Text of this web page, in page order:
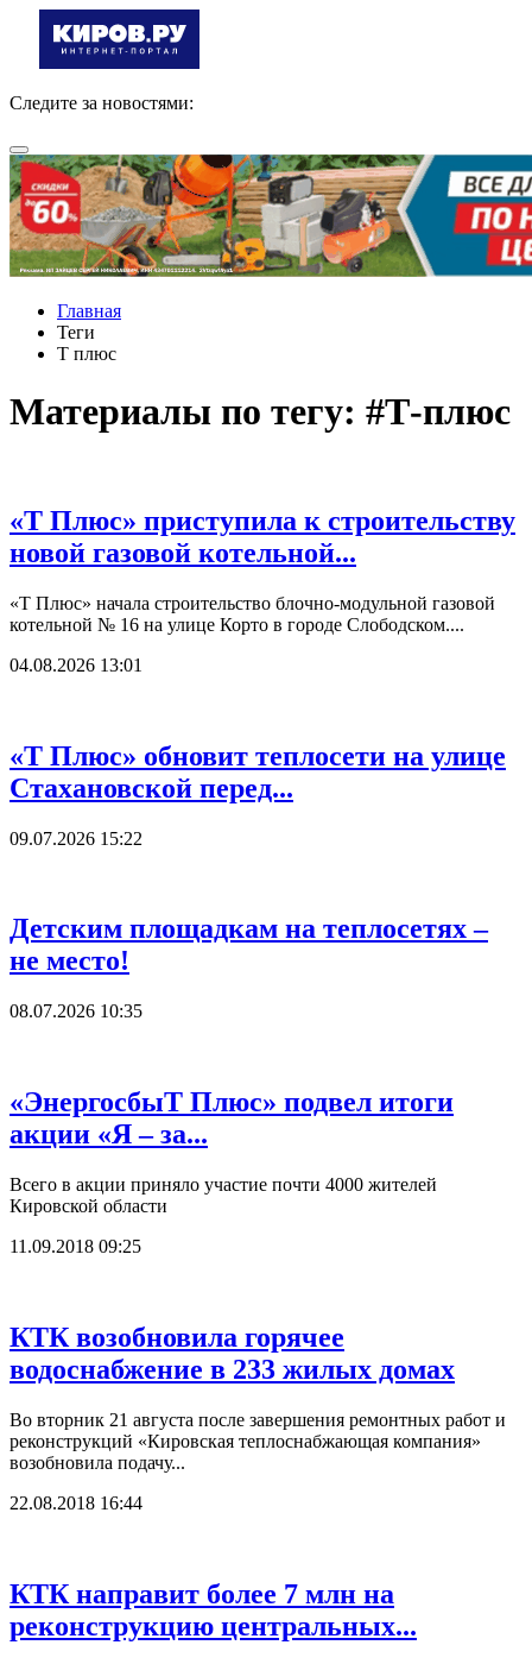
Следите за новостями:
Главная
Теги
Т плюс
Материалы по тегу: #Т-плюс
«Т Плюс» приступила к строительству
новой газовой котельной...
«Т Плюс» начала строительство блочно-модульной газовой
котельной № 16 на улице Корто в городе Слободском....
04.08.2026 13:01
«Т Плюс» обновит теплосети на улице
Стахановской перед...
09.07.2026 15:22
Детским площадкам на теплосетях –
не место!
08.07.2026 10:35
«ЭнергосбыТ Плюс» подвел итоги
акции «Я – за...
Всего в акции приняло участие почти 4000 жителей
Кировской области
11.09.2018 09:25
КТК возобновила горячее
водоснабжение в 233 жилых домах
Во вторник 21 августа после завершения ремонтных работ и
реконструкций «Кировская теплоснабжающая компания»
возобновила подачу...
22.08.2018 16:44
КТК направит более 7 млн на
реконструкцию центральных...